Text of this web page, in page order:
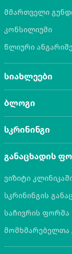
მმართველი
კონსილიუმი
წლიური
სიახლეები
ბლოგი
სკრინინგი
განაცხადის
ვიზიტი
სკრინინგის
საჩივრის ფორმა
მომხმარებელთა